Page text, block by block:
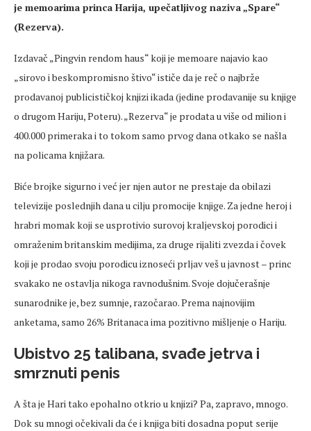
je memoarima princa Harija, upečatljivog naziva „Spare“
(Rezerva).
Izdavač „Pingvin rendom haus“ koji je memoare najavio kao
„sirovo i beskompromisno štivo“ ističe da je reč o najbrže
prodavanoj publicističkoj knjizi ikada (jedine prodavanije su knjige
o drugom Hariju, Poteru). „Rezerva“ je prodata u više od milion i
400.000 primeraka i to tokom samo prvog dana otkako se našla
na policama knjižara.
Biće brojke sigurno i već jer njen autor ne prestaje da obilazi
televizije poslednjih dana u cilju promocije knjige. Za jedne heroj i
hrabri momak koji se usprotivio surovoj kraljevskoj porodici i
omraženim britanskim medijima, za druge rijaliti zvezda i čovek
koji je prodao svoju porodicu iznoseći prljav veš u javnost – princ
svakako ne ostavlja nikoga ravnodušnim. Svoje dojučerašnje
sunarodnike je, bez sumnje, razočarao. Prema najnovijim
anketama, samo 26% Britanaca ima pozitivno mišljenje o Hariju.
Ubistvo 25 talibana, svađe jetrva i
smrznuti penis
A šta je Hari tako epohalno otkrio u knjizi? Pa, zapravo, mnogo.
Dok su mnogi očekivali da će i knjiga biti dosadna poput serije